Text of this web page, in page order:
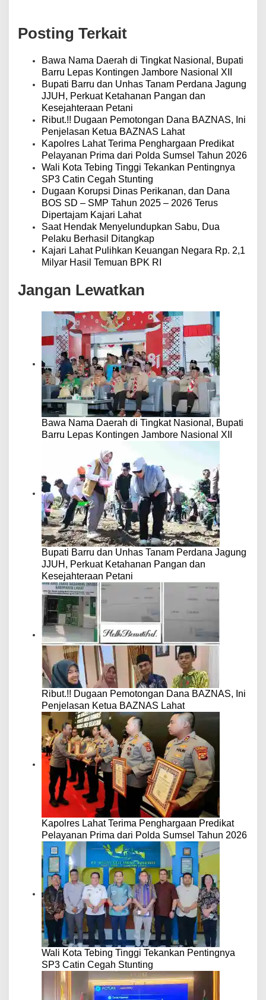
a
s
Posting Terkait
Bawa Nama Daerah di Tingkat Nasional, Bupati
Barru Lepas Kontingen Jambore Nasional XII
Bupati Barru dan Unhas Tanam Perdana Jagung
JJUH, Perkuat Ketahanan Pangan dan
Kesejahteraan Petani
Ribut.!! Dugaan Pemotongan Dana BAZNAS, Ini
Penjelasan Ketua BAZNAS Lahat
Kapolres Lahat Terima Penghargaan Predikat
Pelayanan Prima dari Polda Sumsel Tahun 2026
Wali Kota Tebing Tinggi Tekankan Pentingnya
SP3 Catin Cegah Stunting
Dugaan Korupsi Dinas Perikanan, dan Dana
BOS SD – SMP Tahun 2025 – 2026 Terus
Dipertajam Kajari Lahat
Saat Hendak Menyelundupkan Sabu, Dua
Pelaku Berhasil Ditangkap
Kajari Lahat Pulihkan Keuangan Negara Rp. 2,1
Milyar Hasil Temuan BPK RI
Jangan Lewatkan
Bawa Nama Daerah di Tingkat Nasional, Bupati
Barru Lepas Kontingen Jambore Nasional XII
Bupati Barru dan Unhas Tanam Perdana Jagung
JJUH, Perkuat Ketahanan Pangan dan
Kesejahteraan Petani
Ribut.!! Dugaan Pemotongan Dana BAZNAS, Ini
Penjelasan Ketua BAZNAS Lahat
Kapolres Lahat Terima Penghargaan Predikat
Pelayanan Prima dari Polda Sumsel Tahun 2026
Wali Kota Tebing Tinggi Tekankan Pentingnya
SP3 Catin Cegah Stunting